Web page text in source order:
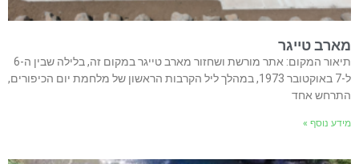
מארב טייגר
תיאור המקום: אתר מורשת ושחזור מארב טייגר במקום זה, בלילה שבין ה-6
ל-7 באוקטובר 1973, במהלך ליל הקרבות הראשון של מלחמת יום הכיפורים,
התרחש אחד
מידע נוסף »